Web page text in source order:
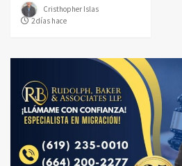
Cristhopher Islas
2 días hace